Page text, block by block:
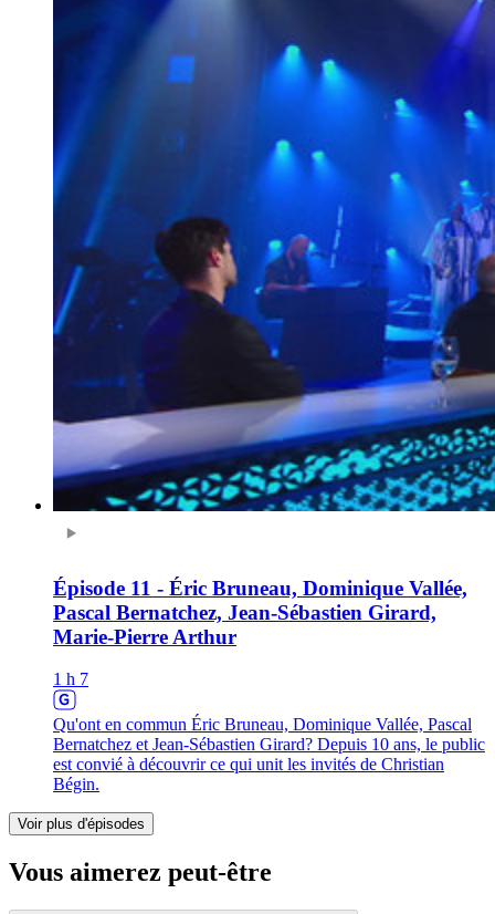
Épisode 11 - Éric Bruneau, Dominique Vallée,
Pascal Bernatchez, Jean-Sébastien Girard,
Marie-Pierre Arthur
1 h 7
Qu'ont en commun Éric Bruneau, Dominique Vallée, Pascal
Bernatchez et Jean-Sébastien Girard? Depuis 10 ans, le public
est convié à découvrir ce qui unit les invités de Christian
Bégin.
Voir plus d'épisodes
Vous aimerez peut-être